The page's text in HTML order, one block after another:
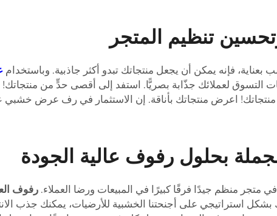
تنظيم المتجر
بعناية، فإنه يمكن أن يجعل منتجاتك تبدو أكثر جاذبية. وباستخدام
التسوق لعملائك جذّابة بصريًّا. استفد إلى أقصى حدٍّ من
منتجاتك! اعرض منتجاتك بأناقة. إن الاستثمار في رف عرض خشبي
بحلول رفوف عالية الجودة
منظم جيدًا فرقًا كبيرًا في المبيعات ورضا العملاء. رفوف
استراتيجي على أجنحتنا الخشبية للأرضيات، يمكنك جذب